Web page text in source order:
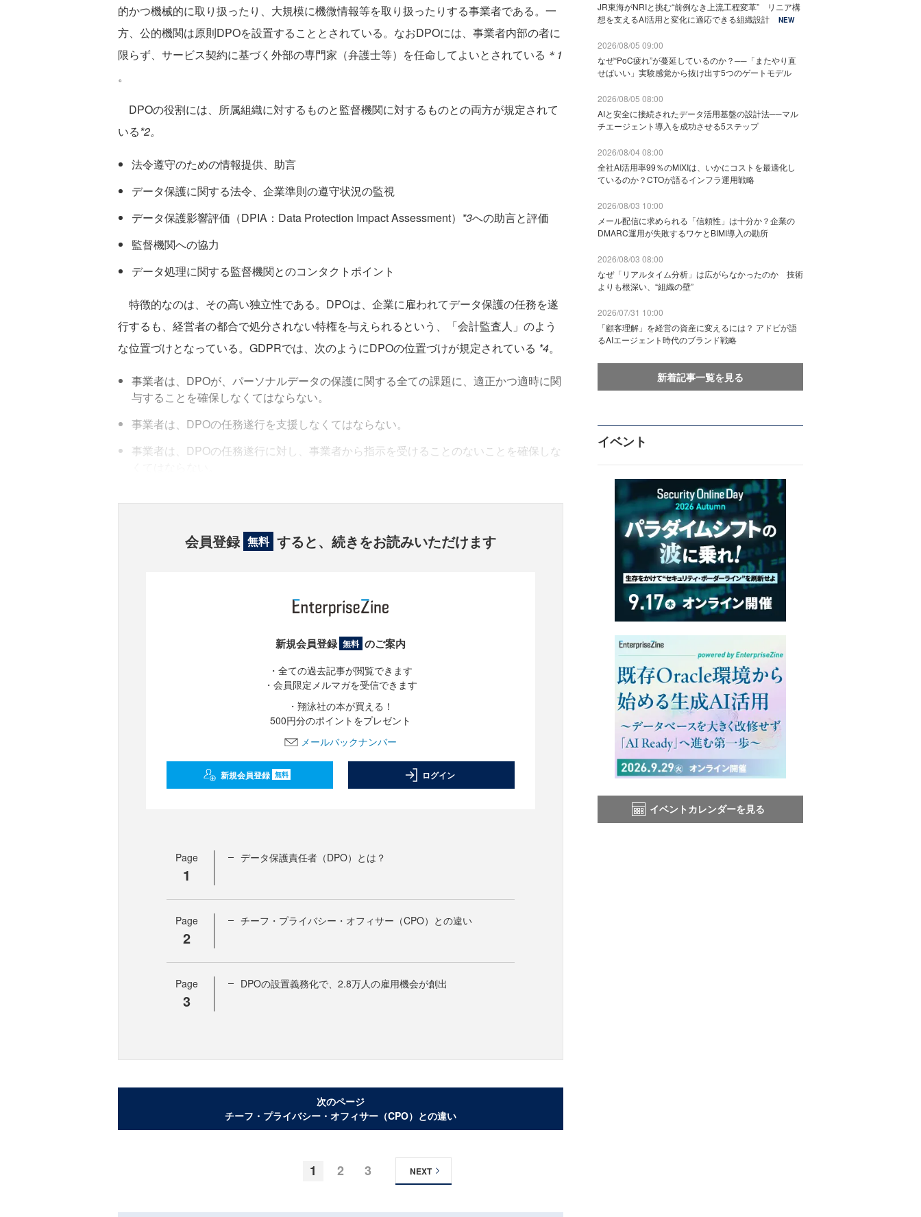
的かつ機械的に取り扱ったり、大規模に機微情報等を取り扱ったりする事業者である。一
方、公的機関は原則DPOを設置することとされている。なおDPOには、事業者内部の者に
限らず、サービス契約に基づく外部の専門家（弁護士等）を任命してよいとされている ＊1
。
DPOの役割には、所属組織に対するものと監督機関に対するものとの両方が規定されて
いる*2。
法令遵守のための情報提供、助言
データ保護に関する法令、企業準則の遵守状況の監視
データ保護影響評価（DPIA：Data Protection Impact Assessment） *3への助言と評価
監督機関への協力
データ処理に関する監督機関とのコンタクトポイント
特徴的なのは、その高い独立性である。DPOは、企業に雇われてデータ保護の任務を遂
行するも、経営者の都合で処分されない特権を与えられるという、「会計監査人」のよう
な位置づけとなっている。GDPRでは、次のようにDPOの位置づけが規定されている *4。
事業者は、DPOが、パーソナルデータの保護に関する全ての課題に、適正かつ適時に関
与することを確保しなくてはならない。
事業者は、DPOの任務遂行を支援しなくてはならない。
事業者は、DPOの任務遂行に対し、事業者から指示を受けることのないことを確保しな
会員登録 無料 すると、続きをお読みいただけます
新規会員登録 無料 のご案内
・全ての過去記事が閲覧できます
・会員限定メルマガを受信できます
・翔泳社の本が買える！
500円分のポイントをプレゼント
メールバックナンバー
新規会員登録 無料 ログイン
Page
1
データ保護責任者（DPO）とは？
Page
2
チーフ・プライバシー・オフィサー（CPO）との違い
Page
3
DPOの設置義務化で、2.8万人の雇用機会が創出
次のページ
チーフ・プライバシー・オフィサー（CPO）との違い
1 2 3 NEXT
JR東海がNRIと挑む“前例なき上流工程変革” リニア構
想を支えるAI活用と変化に適応できる組織設計
NEW
2026/08/05 09:00
なぜ“PoC疲れ”が蔓延しているのか？──「またやり直
せばいい」実験感覚から抜け出す5つのゲートモデル
2026/08/05 08:00
AIと安全に接続されたデータ活用基盤の設計法──マル
チエージェント導入を成功させる5ステップ
2026/08/04 08:00
全社AI活用率99％のMIXIは、いかにコストを最適化し
ているのか？CTOが語るインフラ運用戦略
2026/08/03 10:00
メール配信に求められる「信頼性」は十分か？企業の
DMARC運用が失敗するワケとBIMI導入の勘所
2026/08/03 08:00
なぜ「リアルタイム分析」は広がらなかったのか 技術
よりも根深い、“組織の壁”
2026/07/31 10:00
「顧客理解」を経営の資産に変えるには？ アドビが語
るAIエージェント時代のブランド戦略
新着記事一覧を見る
イベント
イベントカレンダーを見る